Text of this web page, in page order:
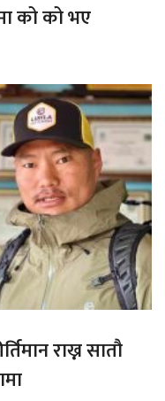
को को भए
राख्न सातौ